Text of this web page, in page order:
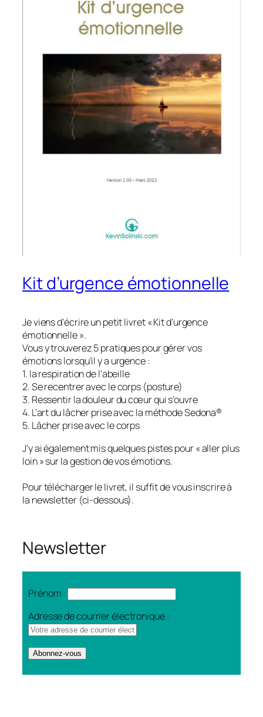
Kit d’urgence émotionnelle
Je viens d’écrire un petit livret « Kit d’urgence
émotionnelle ».
Vous y trouverez 5 pratiques pour gérer vos
émotions lorsqu’il y a urgence :
1. la respiration de l’abeille
2. Se recentrer avec le corps (posture)
3. Ressentir la douleur du cœur qui s’ouvre
4. L’art du lâcher prise avec la méthode Sedona®
5. Lâcher prise avec le corps
J’y ai également mis quelques pistes pour « aller plus
loin » sur la gestion de vos émotions.
Pour télécharger le livret, il suffit de vous inscrire à
la newsletter (ci-dessous).
Newsletter
Prénom :
Adresse de courrier électronique :